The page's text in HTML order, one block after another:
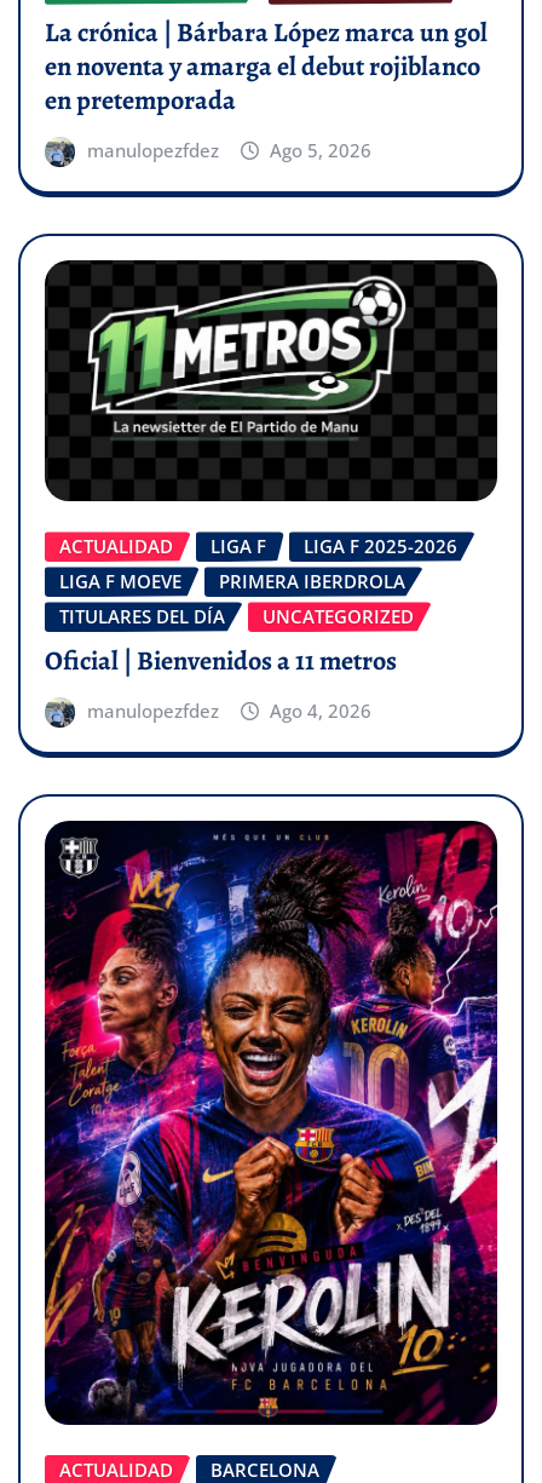
La crónica | Bárbara López marca un gol
en noventa y amarga el debut rojiblanco
en pretemporada
manulopezfdez Ago 5, 2026
ACTUALIDAD LIGA F
LIGA F 2025-2026
LIGA F MOEVE
PRIMERA IBERDROLA
TITULARES DEL DÍA
UNCATEGORIZED
Oficial | Bienvenidos a 11 metros
manulopezfdez Ago 4, 2026
ACTUALIDAD
BARCELONA